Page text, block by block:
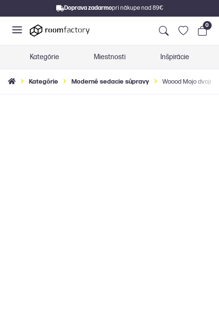
Doprava zadarmopri nákupe nad 89€
0
Kategórie Miestnosti Inšpirácie
Kategórie Moderné sedacie súpravy Woood Mojo